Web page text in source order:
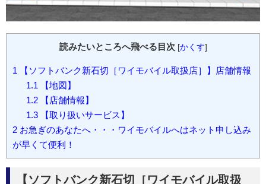
読みたいところへ飛べる目次 [かくす]
1 【ソフトバンク新石切［ワイモバイル取扱店］】店舗情報
1.1【地図】
1.2【店舗情報】
1.3【取り扱いサービス】
2 お急ぎのあなたへ・・・ワイモバイルへはネット申し込み
が早くて便利！
【ソフトバンク新石切［ワイモバイル取扱